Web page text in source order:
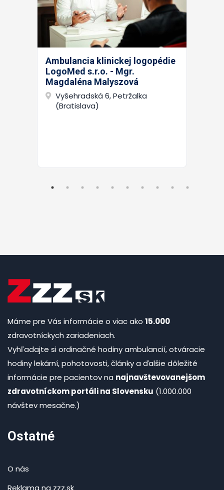
Ambulancia klinickej logopédie
LogoMed s.r.o. - Mgr.
Magdaléna Malyszová
Vyšehradská 6, Petržalka
(Bratislava)
Máme pre Vás informácie o viac ako 15.000
zdravotníckych zariadeniach.
Vyhľadajte si ordinačné hodiny ambulancií, otváracie
hodiny lekární, pohotovosti, články a ďalšie dôležité
informácie pre pacientov na najnavštevovanejšom
zdravotníckom portáli na Slovensku (1.000.000
návštev mesačne.)
Ostatné
O nás
Reklama na zzz.sk